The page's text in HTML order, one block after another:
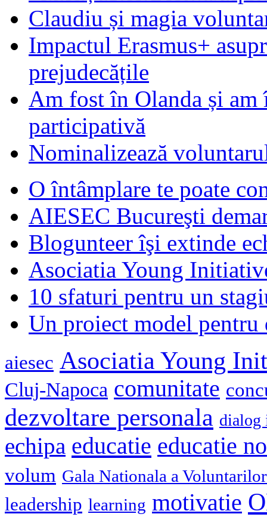
Claudiu și magia
Impactul Erasmus+
prejudecățile
Am fost în Olanda și am
participativă
Nominalizează
O întâmplare te poate
AIESEC Bucureşti
Blogunteer îşi extinde
Asociatia Young
10 sfaturi pentru un
Un proiect model
aiesec Asociatia Young
Cluj-Napoca comunitate
dezvoltare personala dialog
echipa educatie educatie
volum Gala Nationala a Voluntarilor
leadership learning motivatie